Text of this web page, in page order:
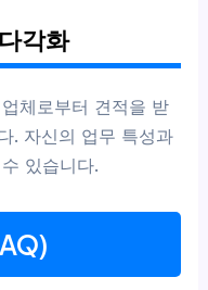
각화
체로부터 견적을 받
. 자신의 업무 특성과
있습니다.